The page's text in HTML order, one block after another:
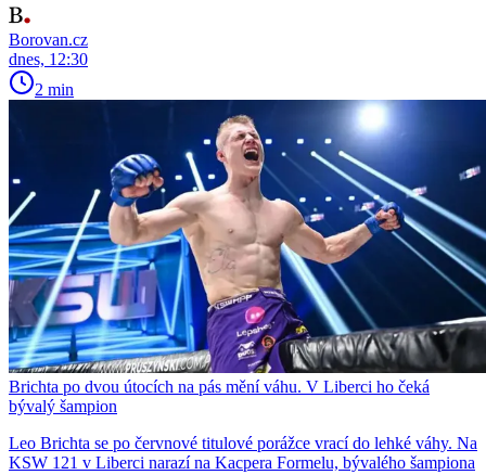
Borovan.cz
dnes, 12:30
2 min
Brichta po dvou útocích na pás mění váhu. V Liberci ho čeká
bývalý šampion
Leo Brichta se po červnové titulové porážce vrací do lehké váhy. Na
KSW 121 v Liberci narazí na Kacpera Formelu, bývalého šampiona